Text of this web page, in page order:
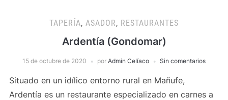
TAPERÍA, ASADOR, RESTAURANTES
Ardentía (Gondomar)
15 de octubre de 2020 por Admin Celíaco Sin comentarios
Situado en un idílico entorno rural en Mañufe,
Ardentía es un restaurante especializado en carnes a